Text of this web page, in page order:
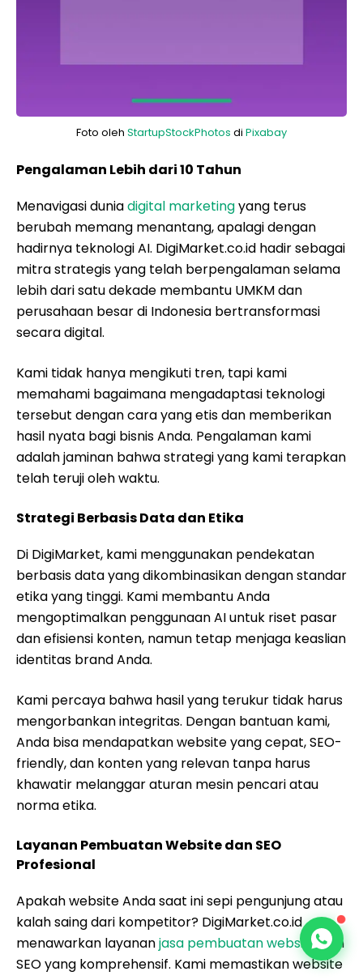
Foto oleh StartupStockPhotos di Pixabay
Pengalaman Lebih dari 10 Tahun
Menavigasi duniadigital marketingyang terus
berubah memang menantang, apalagi dengan
hadirnya teknologi AI. DigiMarket.co.id hadir sebagai
mitra strategis yang telah berpengalaman selama
lebih dari satu dekade membantu UMKM dan
perusahaan besar di Indonesia bertransformasi
secara digital.
Kami tidak hanya mengikuti tren, tapi kami
memahami bagaimana mengadaptasi teknologi
tersebut dengan cara yang etis dan memberikan
hasil nyata bagi bisnis Anda. Pengalaman kami
adalah jaminan bahwa strategi yang kami terapkan
telah teruji oleh waktu.
Strategi Berbasis Data dan Etika
Di DigiMarket, kami menggunakan pendekatan
berbasis data yang dikombinasikan dengan standar
etika yang tinggi. Kami membantu Anda
mengoptimalkan penggunaan AI untuk riset pasar
dan efisiensi konten, namun tetap menjaga keaslian
identitas brand Anda.
Kami percaya bahwa hasil yang terukur tidak harus
mengorbankan integritas. Dengan bantuan kami,
Anda bisa mendapatkan website yang cepat, SEO-
friendly, dan konten yang relevan tanpa harus
khawatir melanggar aturan mesin pencari atau
norma etika.
Layanan Pembuatan Website dan SEO
Profesional
Apakah website Anda saat ini sepi pengunjung atau
kalah saing dari kompetitor? DigiMarket.co.id
menawarkan layananjasa pembuatan websitedan
SEO yang komprehensif. Kami memastikan website